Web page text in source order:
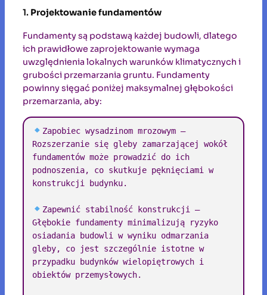
1. Projektowanie fundamentów
Fundamenty są podstawą każdej budowli, dlatego
ich prawidłowe zaprojektowanie wymaga
uwzględnienia lokalnych warunków klimatycznych i
grubości przemarzania gruntu. Fundamenty
powinny sięgać poniżej maksymalnej głębokości
przemarzania, aby:
Zapobiec wysadzinom mrozowym –
Rozszerzanie się gleby zamarzającej wokół
fundamentów może prowadzić do ich
podnoszenia, co skutkuje pęknięciami w
konstrukcji budynku.
Zapewnić stabilność konstrukcji –
Głębokie fundamenty minimalizują ryzyko
osiadania budowli w wyniku odmarzania
gleby, co jest szczególnie istotne w
przypadku budynków wielopiętrowych i
obiektów przemysłowych.